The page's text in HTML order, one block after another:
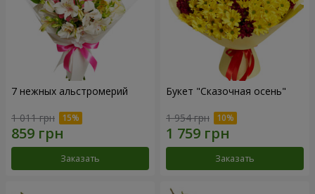
7 нежных альстромерий
1 011 грн
Заказать
Букет "Сказочная осень"
1 954 грн
Заказать